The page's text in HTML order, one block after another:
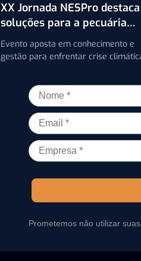
XX Jornada NESPro destaca
soluções para a pecuária
gaúcha
Evento aposta em conhecimento e
gestão para enfrentar crise
Prometemos não utilizar